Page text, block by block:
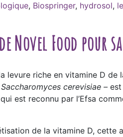
, Biospringer, hydrosol,
Novel Food pour
levure riche en vitamine D
Saccharomyces cerevisiae – est
est reconnu par l’Efsa
de la vitamine D, cette